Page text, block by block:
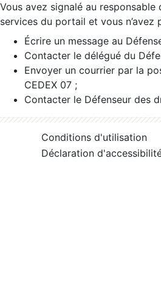
Vous avez signalé au
services du portail et vous
Écrire un message au
Contacter le délégué du
Envoyer un courrier par la
CEDEX 07 ;
Contacter le Défenseur des
Conditions d'utilisation
Déclaration